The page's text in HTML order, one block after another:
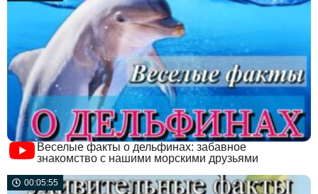
Веселые факты о дельфинах: забавное
знакомство с нашими морскими друзьями
00:05:55